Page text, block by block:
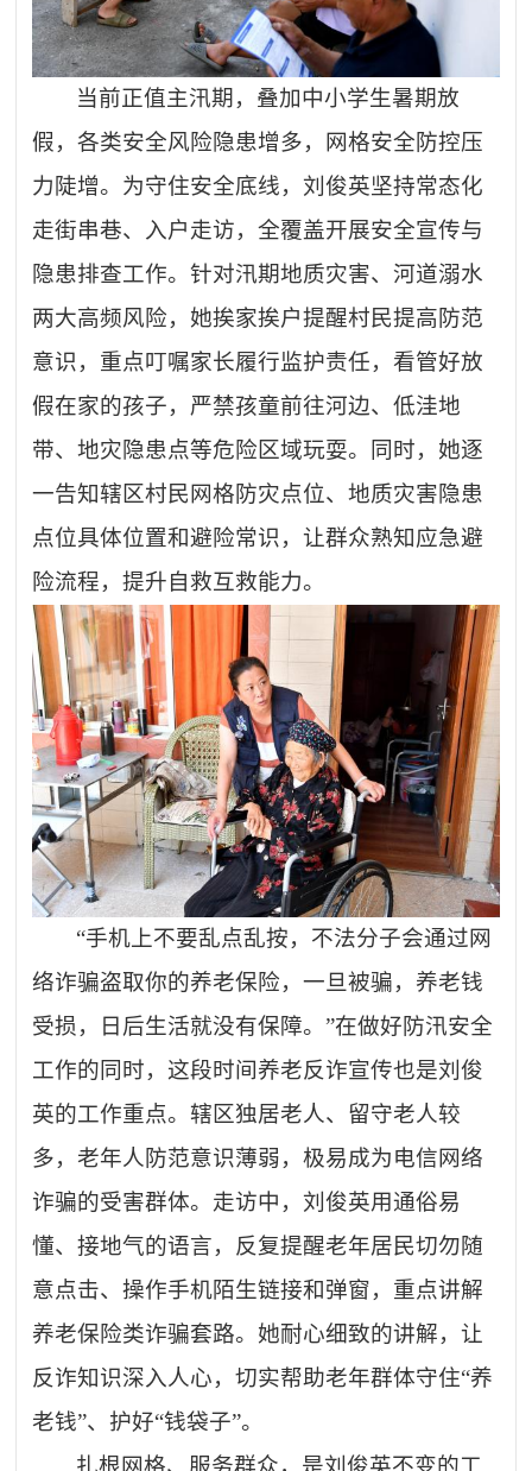
当前正值主汛期，叠加中小学生暑期放
假，各类安全风险隐患增多，网格安全防控压
力陡增。为守住安全底线，刘俊英坚持常态化
走街串巷、入户走访，全覆盖开展安全宣传与
隐患排查工作。针对汛期地质灾害、河道溺水
两大高频风险，她挨家挨户提醒村民提高防范
意识，重点叮嘱家长履行监护责任，看管好放
假在家的孩子，严禁孩童前往河边、低洼地
带、地灾隐患点等危险区域玩耍。同时，她逐
一告知辖区村民网格防灾点位、地质灾害隐患
点位具体位置和避险常识，让群众熟知应急避
险流程，提升自救互救能力。
“手机上不要乱点乱按，不法分子会通过网
络诈骗盗取你的养老保险，一旦被骗，养老钱
受损，日后生活就没有保障。”在做好防汛安全
工作的同时，这段时间养老反诈宣传也是刘俊
英的工作重点。辖区独居老人、留守老人较
多，老年人防范意识薄弱，极易成为电信网络
诈骗的受害群体。走访中，刘俊英用通俗易
懂、接地气的语言，反复提醒老年居民切勿随
意点击、操作手机陌生链接和弹窗，重点讲解
养老保险类诈骗套路。她耐心细致的讲解，让
反诈知识深入人心，切实帮助老年群体守住“养
老钱”、护好“钱袋子”。
扎根网格、服务群众，是刘俊英不变的工